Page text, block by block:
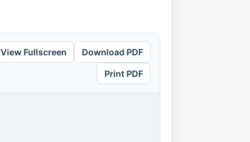
View Fullscreen Download PDF
Print PDF